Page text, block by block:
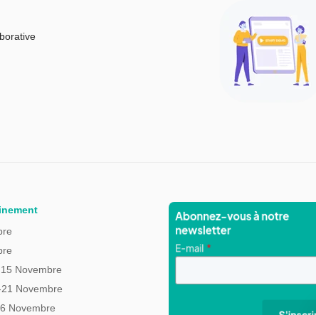
, 15 Novembre
21 Novembre
Novembre